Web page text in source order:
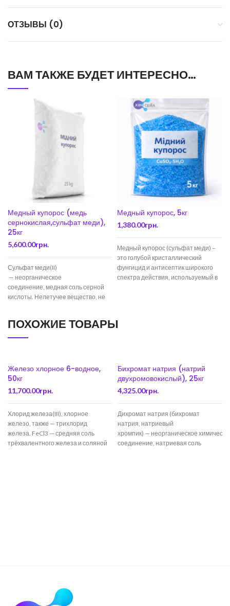
ОТЗЫВЫ (0)
ВАМ ТАКЖЕ БУДЕТ ИНТЕРЕСНО…
Медный купорос (медь
сернокислая,сульфат меди),
25кг
5,600.00грн.
Сульфат меди(II)
— неорганическое
соединение, медная соль серной
кислоты. Нелетучее вещество, не
гигроскопичное. В виде
кристаллогидратов —
Медный купорос, 5кг
1,380.00грн.
Медный купорос (сульфат меди) –
это голубой кристаллический
фунгицид и антисептик широкого
спектра действия, используемый в
ПОХОЖИЕ ТОВАРЫ
Железо хлорное 6-водное,
50кг
11,700.00грн.
Хлорид железа(III), хлорное
железо, также — трихлорид
железа. FeCl3 — средняя соль
трёхвалентного железа и соляной
Бихромат натрия (натрий
двухромовокислый), 25кг
4,325.00грн.
Дихромат натрия (бихромат
натрия, натриевый
хромпик) — неорганическое
соединение, натриевая соль